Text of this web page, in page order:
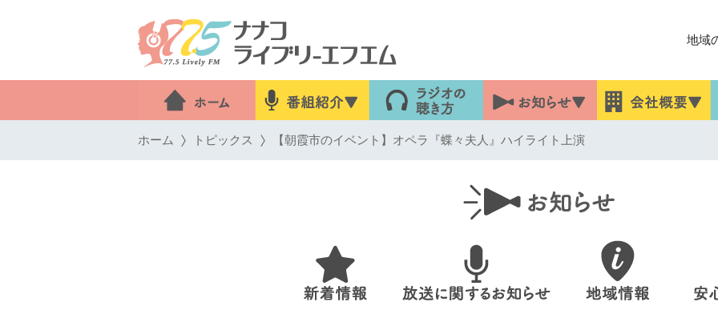
地域
ホーム トピックス 【朝霞市のイベント】オペラ『蝶々夫人』ハイライト上演